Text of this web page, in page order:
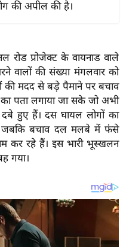
की अपील की है।
रोड प्रोजेक्ट के वायनाड वाले
वालों की संख्या मंगलवार को
की मदद से बड़े पैमाने पर बचाव
का पता लगाया जा सके जो अभी
हुए हैं। दस घायल लोगों का
जबकि बचाव दल मलबे में फंसे
कर रहे हैं। इस भारी भूस्खलन
गया।